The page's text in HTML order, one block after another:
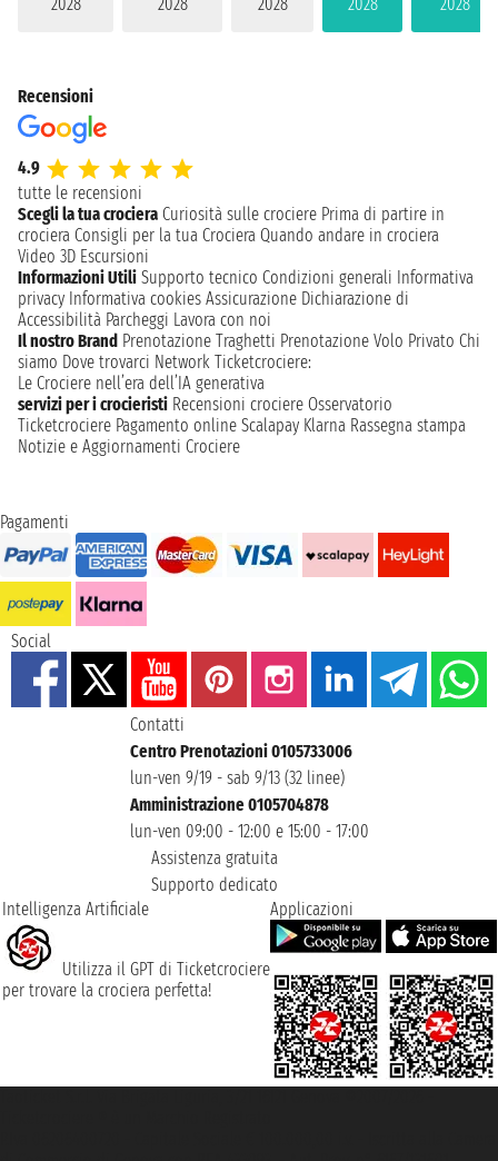
Recensioni
4.9
tutte le recensioni
Scegli la tua crociera Curiosità sulle crociere Prima di partire in
crociera Consigli per la tua Crociera Quando andare in crociera
Video 3D Escursioni
Informazioni Utili Supporto tecnico Condizioni generali Informativa
privacy Informativa cookies Assicurazione Dichiarazione di
Accessibilità Parcheggi Lavora con noi
Il nostro Brand Prenotazione Traghetti Prenotazione Volo Privato Chi
siamo Dove trovarci Network Ticketcrociere:
Le Crociere nell’era dell’IA generativa
servizi per i crocieristi Recensioni crociere Osservatorio
Ticketcrociere Pagamento online Scalapay Klarna Rassegna stampa
Notizie e Aggiornamenti Crociere
Pagamenti
Social
Contatti
Centro Prenotazioni 0105733006
lun-ven 9/19 - sab 9/13 (32 linee)
Amministrazione 0105704878
lun-ven 09:00 - 12:00 e 15:00 - 17:00
Assistenza gratuita
Supporto dedicato
Intelligenza Artificiale
Utilizza il GPT di Ticketcrociere
per trovare la crociera perfetta!
Applicazioni